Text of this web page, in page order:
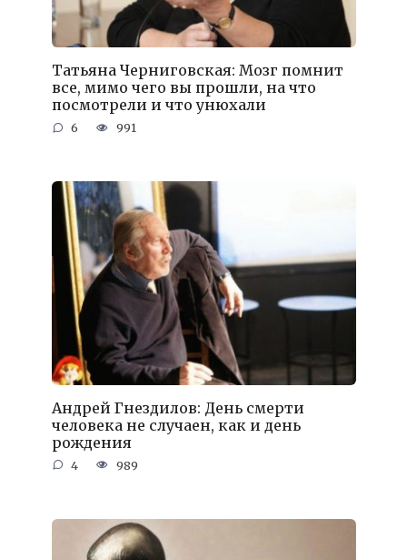
Татьяна Черниговская: Мозг помнит
все, мимо чего вы прошли, на что
посмотрели и что унюхали
6 991
Андрей Гнездилов: День смерти
человека не случаен, как и день
рождения
4 989